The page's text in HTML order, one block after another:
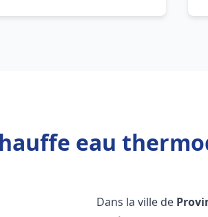
eau
Dans la ville de